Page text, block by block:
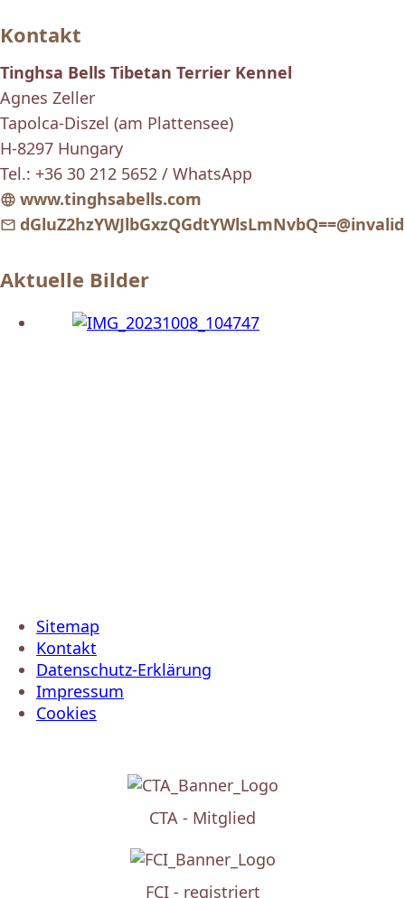
Kontakt
Tinghsa Bells Tibetan Terrier Kennel
Agnes Zeller
Tapolca-Diszel (am Plattensee)
H-8297 Hungary
Tel.: +36 30 212 5652 / WhatsApp
www.tinghsabells.com
dGluZ2hzYWJlbGxzQGdtYWlsLmNvbQ==@invalid
Aktuelle Bilder
Sitemap
Kontakt
Datenschutz-Erklärung
Impressum
Cookies
CTA - Mitglied
FCI - registriert